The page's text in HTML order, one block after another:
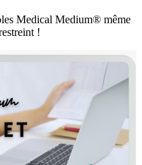
Medical Medium®️ même
!